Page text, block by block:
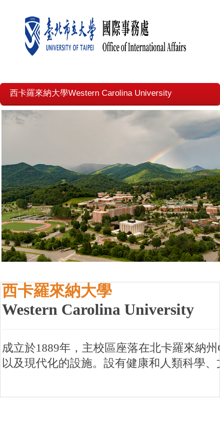
西卡羅來納大學Western Carolina University
西卡羅來納大學
Western Carolina University
成立於1889年，主校區座落在北卡羅來納
以及現代化的設施。設有健康和人類科學、